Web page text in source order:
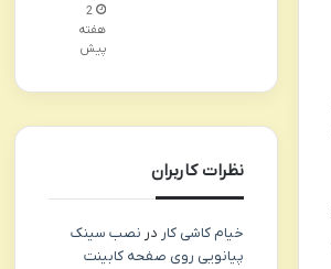
2
هفته
پیش
نظرات کاربران
خیام کاشی کار در نصب سینک
پیانویی روی صفحه کابینت